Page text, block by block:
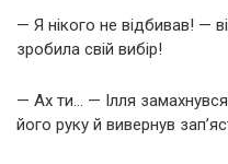
— Я нікого не відбивав! —
зробила свій вибір!
— Ах ти… — Ілля
його руку й вивернув